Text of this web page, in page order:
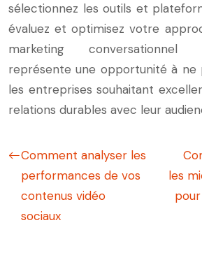
sélectionnez les outils et
évaluez et optimisez votre
marketing conversationnel
représente une opportunité à ne
les entreprises souhaitant
relations durables avec leur
Comment analyser les
performances de vos
contenus vidéo
sociaux
les